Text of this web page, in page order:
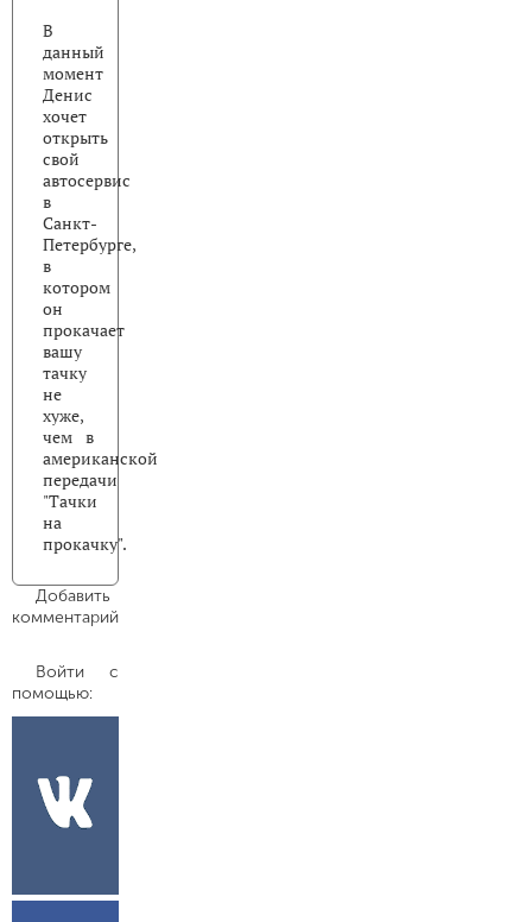
В
данный
момент
Денис
хочет
открыть
свой
автосервис
в
Санкт-
Петербурге,
в
котором
он
прокачает
вашу
тачку
не
хуже,
чем в
американской
передачи
"Тачки
на
прокачку".
Добавить
комментарий
Войти с
помощью: